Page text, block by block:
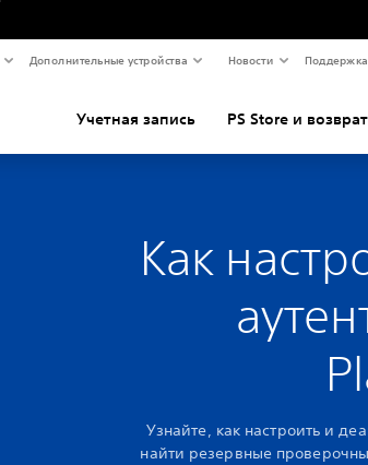
Дополнительные устройства Новости Поддержка
Учетная запись PS Store и
Как
Узнайте, как настроить и
найти резервные